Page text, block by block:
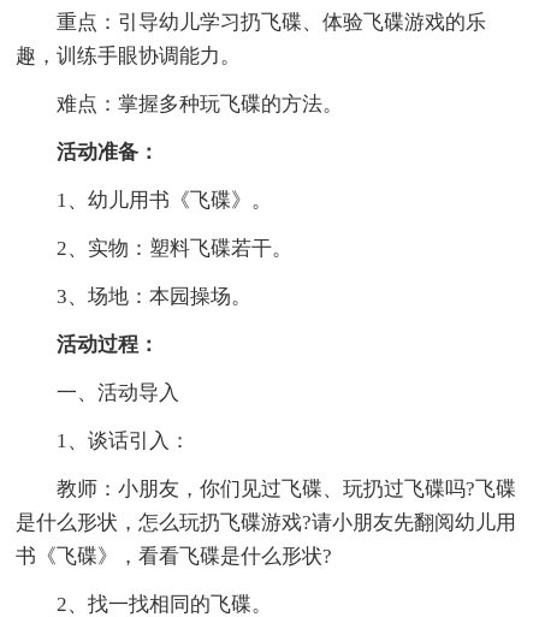
重点：引导幼儿学习扔飞碟、体验飞碟游戏的乐
趣，训练手眼协调能力。
难点：掌握多种玩飞碟的方法。
活动准备：
1、幼儿用书《飞碟》。
2、实物：塑料飞碟若干。
3、场地：本园操场。
活动过程：
一、活动导入
1、谈话引入：
教师：小朋友，你们见过飞碟、玩扔过飞碟吗?飞碟
是什么形状，怎么玩扔飞碟游戏?请小朋友先翻阅幼儿用
书《飞碟》，看看飞碟是什么形状?
2、找一找相同的飞碟。